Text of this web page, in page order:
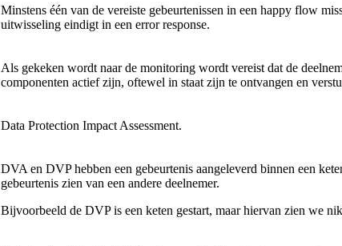
Minstens één van de vereiste gebeurtenissen in een happy flow
uitwisseling eindigt in een error response.
Als gekeken wordt naar de monitoring wordt vereist dat de
componenten actief zijn, oftewel in staat zijn te ontvangen en
Data Protection Impact Assessment.
DVA en DVP hebben een gebeurtenis aangeleverd binnen een
gebeurtenis zien van een andere deelnemer.
Bijvoorbeeld de DVP is een keten gestart, maar hiervan zien we